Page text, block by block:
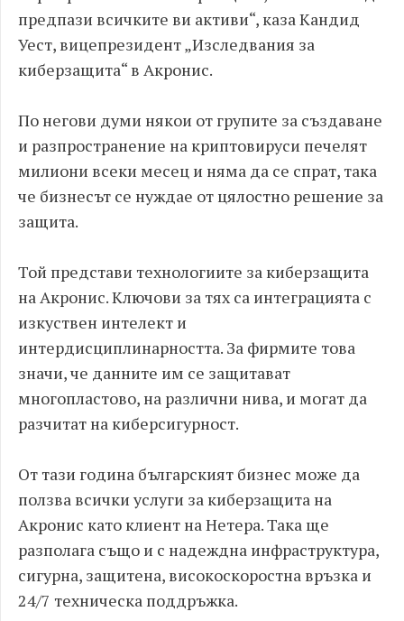
предпази всичките ви активи“, каза Кандид
Уест, вицепрезидент „Изследвания за
киберзащита“ в Акронис.
По негови думи някои от групите за създаване
и разпространение на криптовируси печелят
милиони всеки месец и няма да се спрат, така
че бизнесът се нуждае от цялостно решение за
защита.
Той представи технологиите за киберзащита
на Акронис. Ключови за тях са интеграцията с
изкуствен интелект и
интердисциплинарността. За фирмите това
значи, че данните им се защитават
многопластово, на различни нива, и могат да
разчитат на киберсигурност.
От тази година българският бизнес може да
ползва всички услуги за киберзащита на
Акронис като клиент на Нетера. Така ще
разполага също и с надеждна инфраструктура,
сигурна, защитена, високоскоростна връзка и
24/7 техническа поддръжка.